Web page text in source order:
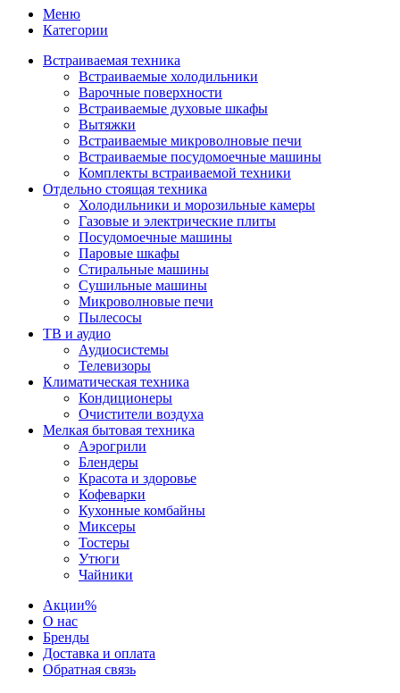
Меню
Категории
Встраиваемая техника
Встраиваемые холодильники
Варочные поверхности
Встраиваемые духовые шкафы
Вытяжки
Встраиваемые микроволновые печи
Встраиваемые посудомоечные машины
Комплекты встраиваемой техники
Отдельно стоящая техника
Холодильники и морозильные камеры
Газовые и электрические плиты
Посудомоечные машины
Паровые шкафы
Стиральные машины
Сушильные машины
Микроволновые печи
Пылесосы
ТВ и аудио
Аудиосистемы
Телевизоры
Климатическая техника
Кондиционеры
Очистители воздуха
Мелкая бытовая техника
Аэрогрили
Блендеры
Красота и здоровье
Кофеварки
Кухонные комбайны
Миксеры
Тостеры
Утюги
Чайники
Акции%
О нас
Бренды
Доставка и оплата
Обратная связь